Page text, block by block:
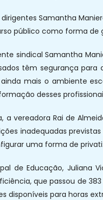
Samantha
público como forma
sindical Samantha
têm segurança
mais o ambiente
desses
a vereadora Rai de
inadequadas
uma forma de
de Educação, Juliana
que passou de 383
disponíveis para horas